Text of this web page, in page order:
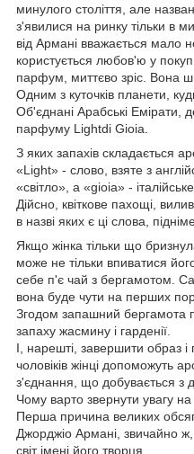
минулого століття, але
з'явилися на ринку тільки в
від Армані вважається мало
користується любов'ю у
парфум, миттєво зріс. Вона
Одним з куточків планети,
Об'єднані Арабські Емірати,
парфуму Lightdi Gioia.
З яких запахів складається
«Light» - слово, взяте з
«світло», а «gioia» -
Дійсно, квіткове пахощі,
в назві яких є ці слова,
Якщо жінка тільки що
може не тільки впиватися
себе п'є чай з бергамотом.
вона буде чути на перших
Згодом запашний бергамота
запаху жасмину і гарденії.
І, нарешті, завершити образ і
чоловіків жінці допоможуть
з'єднання, що добувається з
Чому варто звернути увагу
Перша причина великих
Джорджіо Армані, звичайно
світ імені його творця.